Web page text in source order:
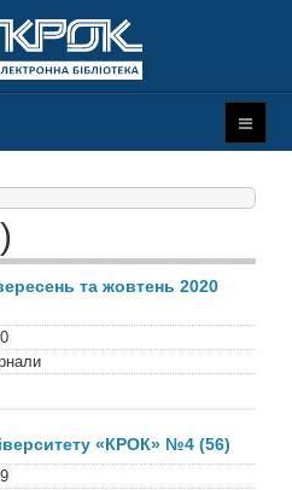
та жовтень 2020
«КРОК» №4 (56)